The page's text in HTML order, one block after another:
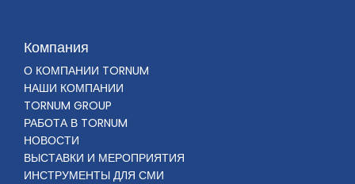
Компания
О КОМПАНИИ TORNUM
НАШИ КОМПАНИИ
TORNUM GROUP
РАБОТА В TORNUM
НОВОСТИ
ВЫСТАВКИ И МЕРОПРИЯТИЯ
ИНСТРУМЕНТЫ ДЛЯ СМИ